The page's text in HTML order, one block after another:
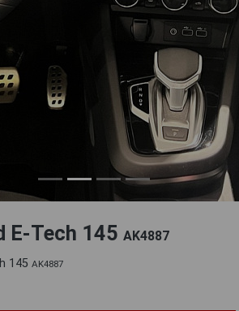
E-Tech 145 AK4887
145 AK4887